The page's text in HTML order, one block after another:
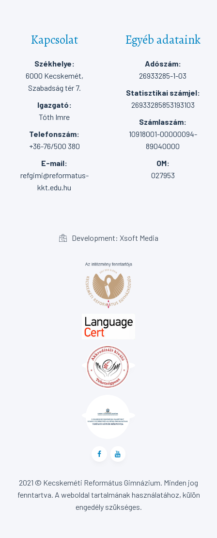
Kapcsolat
Székhelye:
6000 Kecskemét,
Szabadság tér 7.
Igazgató:
Tóth Imre
Telefonszám:
+36-76/500 380
E-mail:
refgimi@reformatus-
kkt.edu.hu
Egyéb adataink
Adószám:
26933285-1-03
Statisztikai számjel:
26933285853193103
Számlaszám:
10918001-00000094-
89040000
OM:
027953
Development: Xsoft Media
2021 © Kecskeméti Református Gimnázium. Minden jog
fenntartva. A weboldal tartalmának használatához, külön
engedély szükséges.